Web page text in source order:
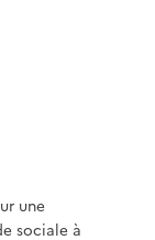
une
sociale à